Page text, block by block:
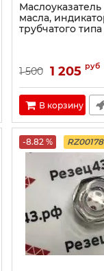
масла,
трубчатого типа
1 500 1 205 руб
В корзину
-8.82 %